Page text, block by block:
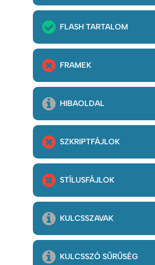
FLASH TARTALOM
FRAMEK
HIBAOLDAL
SZKRIPTFÁJLOK
STÍLUSFÁJLOK
KULCSSZAVAK
KULCSSZÓ SŰRŰSÉG